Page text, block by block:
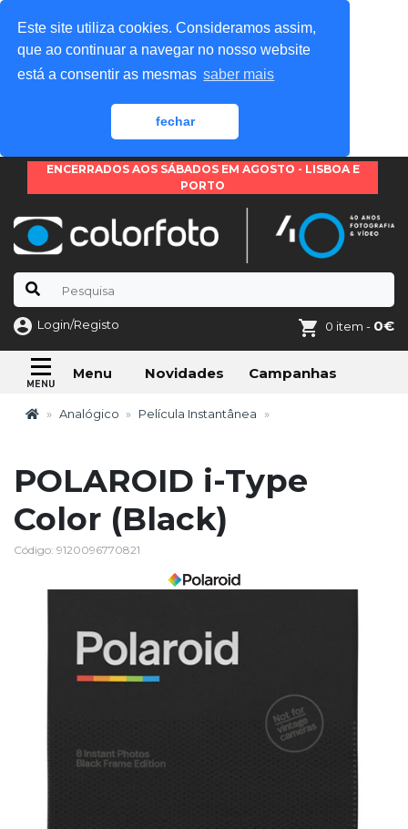
Este site utiliza cookies. Consideramos assim,
que ao continuar a navegar no nosso website
está a consentir as mesmas saber mais
fechar
ENCERRADOS AOS SÁBADOS EM AGOSTO - LISBOA E
PORTO
Login/Registo 0 item - 0€
Menu Novidades Campanhas
Analógico Película Instantânea
POLAROID i-Type
Color (Black)
Código: 9120096770821